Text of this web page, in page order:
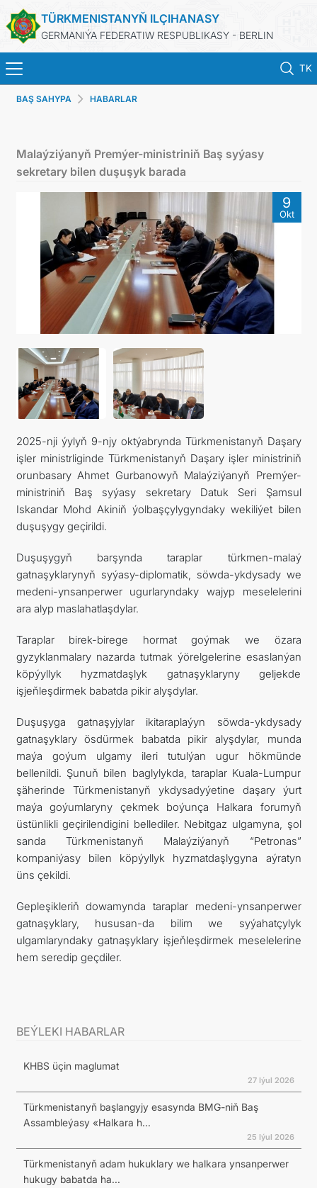
TÜRKMENISTANYŇ ILÇIHANASY
GERMANIÝA FEDERATIW RESPUBLIKASY - BERLIN
TK
BAŞ SAHYPA
TÜRKMENISTANYŇ DIM
TÜRKMENISTAN
KONSULLYK BÖLÜMI
TÜRKMENISTANDA MAÝA GOÝUMLAR
ARAGATNAŞYK
BAŞ SAHYPA HABARLAR
Malaýziýanyň Premýer-ministriniň Baş syýasy
sekretary bilen duşuşyk barada
9
Okt
2025-nji ýylyň 9-njy oktýabrynda Türkmenistanyň Daşary
işler ministrliginde Türkmenistanyň Daşary işler ministriniň
orunbasary Ahmet Gurbanowyň Malaýziýanyň Premýer-
ministriniň Baş syýasy sekretary Datuk Seri Şamsul
Iskandar Mohd Akiniň ýolbaşçylygyndaky wekiliýet bilen
duşuşygy geçirildi.
Duşuşygyň barşynda taraplar türkmen-malaý
gatnaşyklarynyň syýasy-diplomatik, söwda-ykdysady we
medeni-ynsanperwer ugurlaryndaky wajyp meselelerini
ara alyp maslahatlaşdylar.
Taraplar birek-birege hormat goýmak we özara
gyzyklanmalary nazarda tutmak ýörelgelerine esaslanýan
köpýyllyk hyzmatdaşlyk gatnaşyklaryny geljekde
işjeňleşdirmek babatda pikir alyşdylar.
Duşuşyga gatnaşyjylar ikitaraplaýyn söwda-ykdysady
gatnaşyklary ösdürmek babatda pikir alyşdylar, munda
maýa goýum ulgamy ileri tutulýan ugur hökmünde
bellenildi. Şunuň bilen baglylykda, taraplar Kuala-Lumpur
şäherinde Türkmenistanyň ykdysadyýetine daşary ýurt
maýa goýumlaryny çekmek boýunça Halkara forumyň
üstünlikli geçirilendigini bellediler. Nebitgaz ulgamyna, şol
sanda Türkmenistanyň Malaýziýanyň “Petronas”
kompaniýasy bilen köpýyllyk hyzmatdaşlygyna aýratyn
üns çekildi.
Gepleşikleriň dowamynda taraplar medeni-ynsanperwer
gatnaşyklary, hususan-da bilim we syýahatçylyk
ulgamlaryndaky gatnaşyklary işjeňleşdirmek meselelerine
hem seredip geçdiler.
BEÝLEKI HABARLAR
KHBS üçin maglumat
27 Iýul 2026
Türkmenistanyň başlangyjy esasynda BMG-niň Baş
Assambleýasy «Halkara h...
25 Iýul 2026
Türkmenistanyň adam hukuklary we halkara ynsanperwer
hukugy babatda ha...